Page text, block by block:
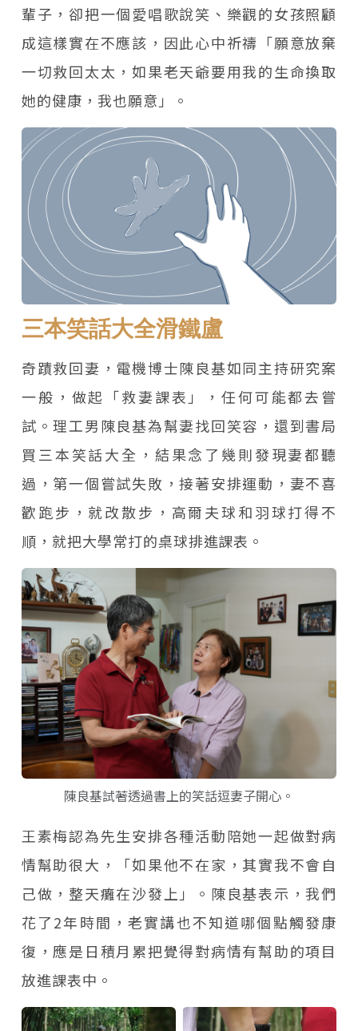
輩子，卻把一個愛唱歌說笑、樂觀的女孩照顧
成這樣實在不應該，因此心中祈禱「願意放棄
一切救回太太，如果老天爺要用我的生命換取
她的健康，我也願意」。
三本笑話大全滑鐵盧
奇蹟救回妻，電機博士陳良基如同主持研究案
一般，做起「救妻課表」，任何可能都去嘗
試。理工男陳良基為幫妻找回笑容，還到書局
買三本笑話大全，結果念了幾則發現妻都聽
過，第一個嘗試失敗，接著安排運動，妻不喜
歡跑步，就改散步，高爾夫球和羽球打得不
順，就把大學常打的桌球排進課表。
陳良基試著透過書上的笑話逗妻子開心。
王素梅認為先生安排各種活動陪她一起做對病
情幫助很大，「如果他不在家，其實我不會自
己做，整天癱在沙發上」。陳良基表示，我們
花了2年時間，老實講也不知道哪個點觸發康
復，應是日積月累把覺得對病情有幫助的項目
放進課表中。